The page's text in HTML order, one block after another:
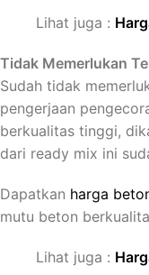
Lihat juga :
Tidak Memerlukan
Sudah tidak
pengerjaan
berkualitas tinggi,
dari ready mix ini
Dapatkan harga
mutu beton
Lihat juga :